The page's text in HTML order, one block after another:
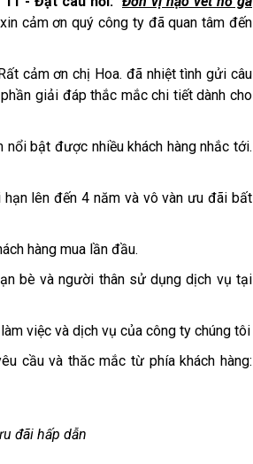
cảm ơn quý công ty đã quan tâm đến
cảm ơn chị Hoa. đã nhiệt tình gửi câu
giải đáp thắc mắc chi tiết dành cho
bật được nhiều khách hàng nhắc tới.
lên đến 4 năm và vô vàn ưu đãi bất
hàng mua lần đầu.
bè và người thân sử dụng dịch vụ tại
việc và dịch vụ của công ty chúng tôi
cầu và thăc mắc từ phía khách hàng:
đãi hấp dẫn